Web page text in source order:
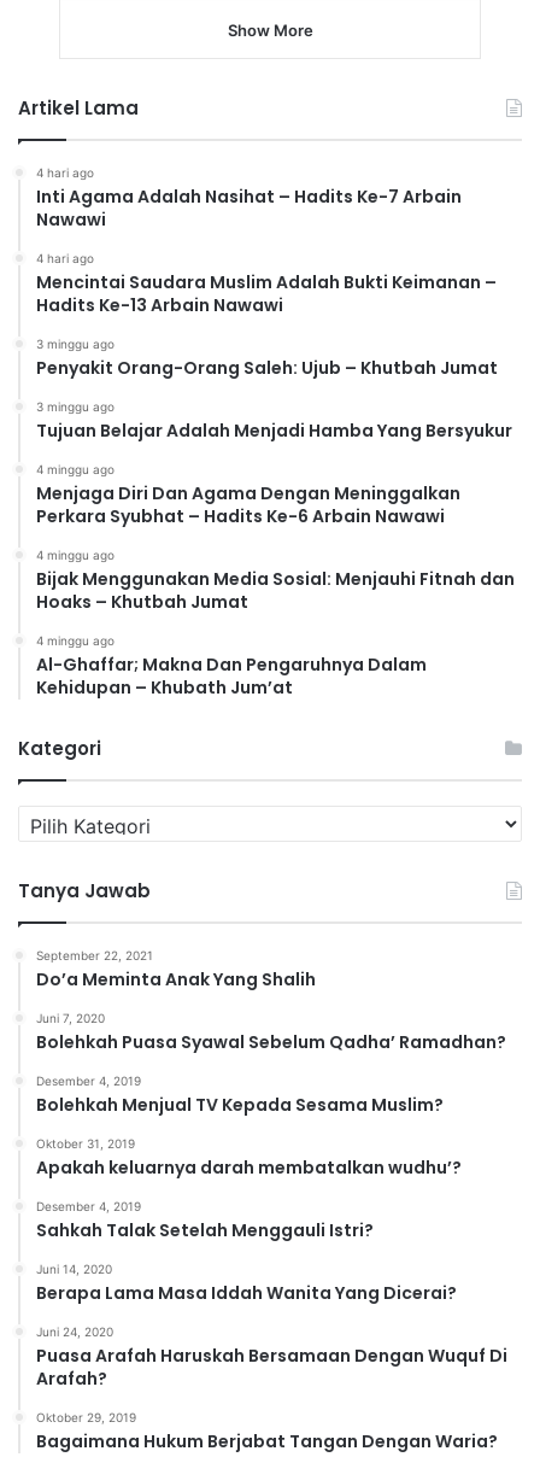
Show More
Artikel Lama
4 hari ago
Inti Agama Adalah Nasihat – Hadits Ke-7 Arbain
Nawawi
4 hari ago
Mencintai Saudara Muslim Adalah Bukti Keimanan –
Hadits Ke-13 Arbain Nawawi
3 minggu ago
Penyakit Orang-Orang Saleh: Ujub – Khutbah Jumat
3 minggu ago
Tujuan Belajar Adalah Menjadi Hamba Yang Bersyukur
4 minggu ago
Menjaga Diri Dan Agama Dengan Meninggalkan
Perkara Syubhat – Hadits Ke-6 Arbain Nawawi
4 minggu ago
Bijak Menggunakan Media Sosial: Menjauhi Fitnah dan
Hoaks – Khutbah Jumat
4 minggu ago
Al-Ghaffar; Makna Dan Pengaruhnya Dalam
Kehidupan – Khubath Jum’at
Kategori
a
e
g
Tanya Jawab
September 22, 2021
Do’a Meminta Anak Yang Shalih
Juni 7, 2020
Bolehkah Puasa Syawal Sebelum Qadha’ Ramadhan?
Desember 4, 2019
Bolehkah Menjual TV Kepada Sesama Muslim?
Oktober 31, 2019
Apakah keluarnya darah membatalkan wudhu’?
Desember 4, 2019
Sahkah Talak Setelah Menggauli Istri?
Juni 14, 2020
Berapa Lama Masa Iddah Wanita Yang Dicerai?
Juni 24, 2020
Puasa Arafah Haruskah Bersamaan Dengan Wuquf Di
Arafah?
Oktober 29, 2019
Bagaimana Hukum Berjabat Tangan Dengan Waria?